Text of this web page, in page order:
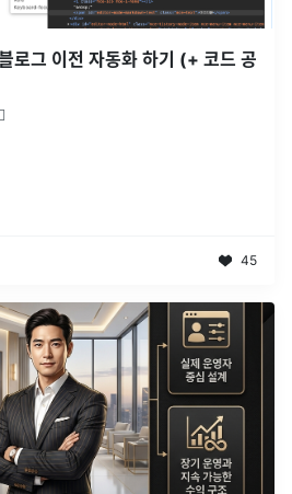
그 이전 자동화 하기 (+ 코드 공
45